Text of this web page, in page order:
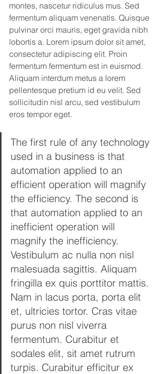
montes, nascetur ridiculus mus. Sed
fermentum aliquam venenatis. Quisque
pulvinar orci mauris, eget gravida nibh
lobortis a. Lorem ipsum dolor sit amet,
consectetur adipiscing elit. Proin
fermentum fermentum est in euismod.
Aliquam interdum metus a lorem
pellentesque pretium id eu velit. Sed
sollicitudin nisl arcu, sed vestibulum
eros tempor eget.
The first rule of any technology
used in a business is that
automation applied to an
efficient operation will magnify
the efficiency. The second is
that automation applied to an
inefficient operation will
magnify the inefficiency.
Vestibulum ac nulla non nisl
malesuada sagittis. Aliquam
fringilla ex quis porttitor mattis.
Nam in lacus porta, porta elit
et, ultricies tortor. Cras vitae
purus non nisl viverra
fermentum. Curabitur et
sodales elit, sit amet rutrum
turpis. Curabitur efficitur ex